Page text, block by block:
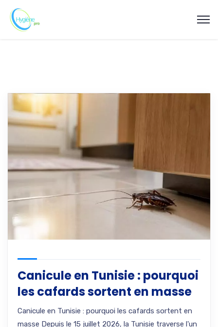
Canicule en Tunisie : pourquoi
les cafards sortent en masse
Canicule en Tunisie : pourquoi les cafards sortent en
masse Depuis le 15 juillet 2026, la Tunisie traverse l'un